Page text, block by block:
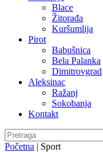
Blace
Žitorađa
Kuršumlija
Pirot
Babušnica
Bela Palanka
Dimitrovgrad
Aleksinac
Ražanj
Sokobanja
Kontakt
Početna | Sport